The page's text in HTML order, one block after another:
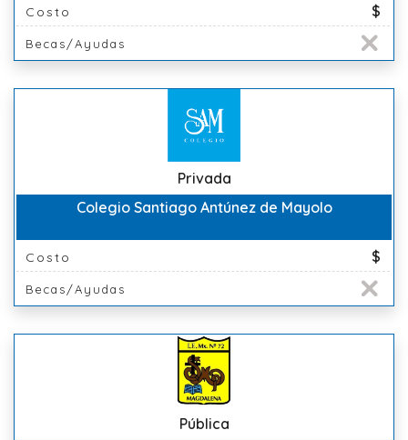
Costo $
Becas/Ayudas
Privada
Colegio Santiago Antúnez de Mayolo
Costo $
Becas/Ayudas
Pública